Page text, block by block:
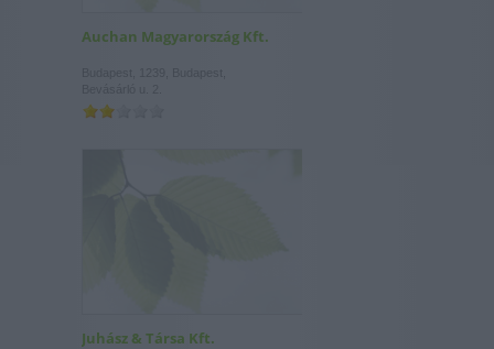
Auchan Magyarország Kft.
Juhász & Társa Kft.